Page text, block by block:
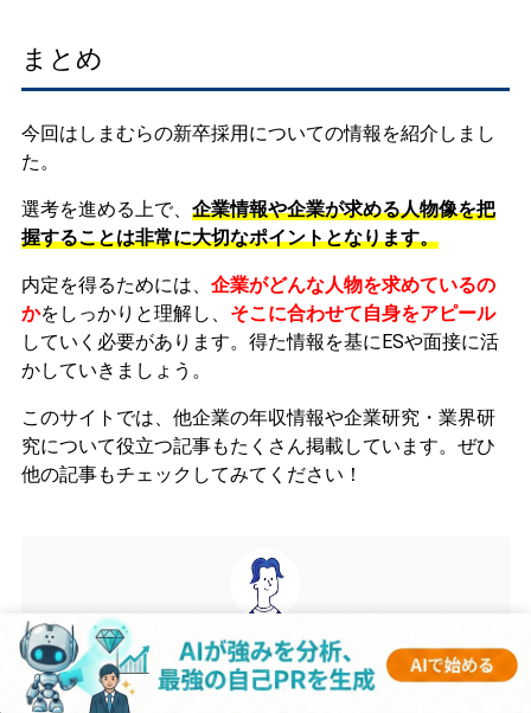
まとめ
今回はしまむらの新卒採用についての情報を紹介しまし
た。
選考を進める上で、 企業情報や企業が求める人物像を把
握することは非常に大切なポイントとなります。
内定を得るためには、 企業がどんな人物を求めているの
かをしっかりと理解し、 そこに合わせて自身をアピール
していく必要があります。 得た情報を基にESや面接に活
かしていきましょう。
このサイトでは、他企業の年収情報や企業研究・業界研
究について役立つ記事もたくさん掲載しています。ぜひ
他の記事もチェックしてみてください！
監修者 gen
1990年生まれ。大学卒業後、東証一部上場のメーカーに入
社。その後サイバーエージェントにて広告代理事業に従事。現